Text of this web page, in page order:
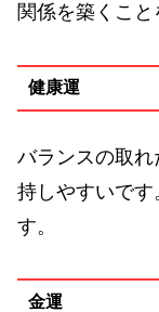
関係を築くこと
健康運
バランスの取
持しやすいで
す。
金運